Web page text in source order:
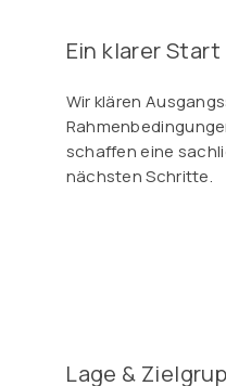
Ein klarer Start
Wir klären
schaffen eine
nächsten Schritte.
Lage &